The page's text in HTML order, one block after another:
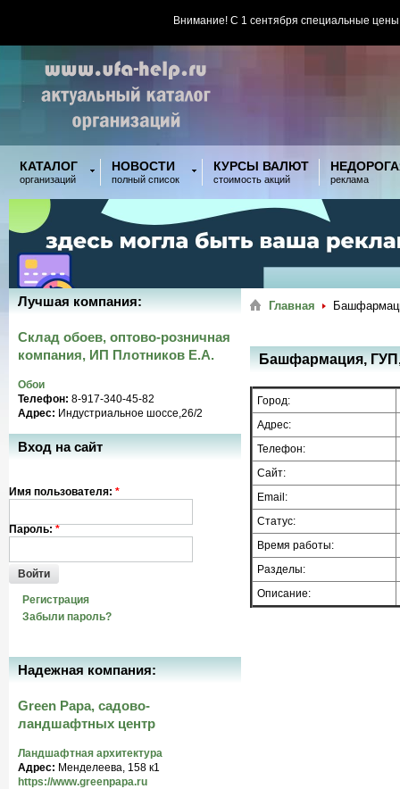
Внимание! С 1 сентября специальные
КАТАЛОГ
организаций
НОВОСТИ
полный список
КУРСЫ ВАЛЮТ
стоимость акций реклама
Главная
Башфармация, ГУП,
Город:
Адрес:
Телефон:
Сайт:
Email:
Статус:
Время работы:
Разделы:
Описание:
Лучшая компания:
Склад обоев, оптово-розничная
компания, ИП Плотников Е.А.
Обои
Телефон: 8-917-340-45-82
Адрес: Индустриальное шоссе,26/2
Вход на сайт
Имя пользователя: *
Пароль: *
Войти
Регистрация
Забыли пароль?
Надежная компания:
Green Papa, садово-
ландшафтных центр
Ландшафтная архитектура
Адрес: Менделеева, 158 к1
https://www.greenpapa.ru